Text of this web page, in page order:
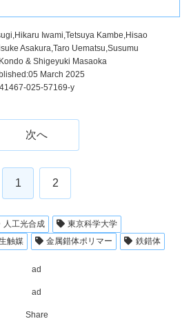
Iwami,Tetsuya Kambe,Hisao
Asakura,Taro Uematsu,Susumu
& Shigeyuki Masaoka
March 2025
025-57169-y
次へ
1 2
人工光合成
東京科学大学
触媒 金属錯体ポリマー 鉄錯体
ad
ad
Share